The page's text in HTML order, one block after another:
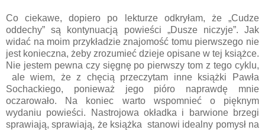
Co ciekawe, dopiero po lekturze odkryłam, że „Cudze
oddechy” są kontynuacją powieści „Dusze niczyje”. Jak
widać na moim przykładzie znajomość tomu pierwszego nie
jest konieczna, żeby zrozumieć dzieje opisane w tej książce.
Nie jestem pewna czy sięgnę po pierwszy tom z tego cyklu,
ale wiem, że z chęcią przeczytam inne książki Pawła
Sochackiego, ponieważ jego pióro naprawdę mnie
oczarowało. Na koniec warto wspomnieć o pięknym
wydaniu powieści. Nastrojowa okładka i barwione brzegi
sprawiają, sprawiają, że książka stanowi idealny pomysł na